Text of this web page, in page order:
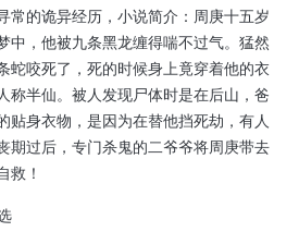
常的诡异经历，小说简介：周庚十五岁
中，他被九条黑龙缠得喘不过气。猛然
蛇咬死了，死的时候身上竟穿着他的衣
称半仙。被人发现尸体时是在后山，爸
贴身衣物，是因为在替他挡死劫，有人
期过后，专门杀鬼的二爷爷将周庚带去
救！